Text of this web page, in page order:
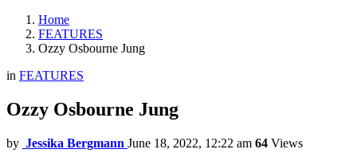
Home
FEATURES
Ozzy Osbourne Jung
in FEATURES
Ozzy Osbourne Jung
by Jessika Bergmann June 18, 2022, 12:22 am 64 Views